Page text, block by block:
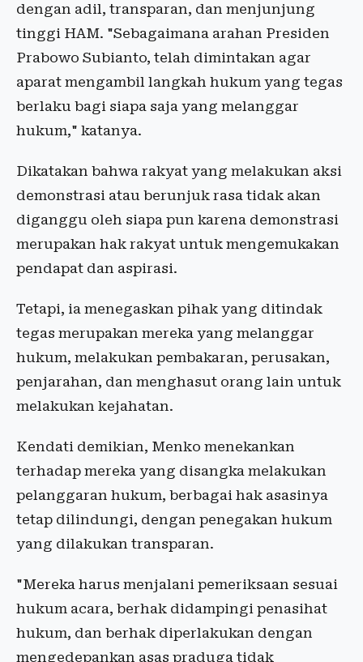
dengan adil, transparan, dan menjunjung
tinggi HAM. "Sebagaimana arahan Presiden
Prabowo Subianto, telah dimintakan agar
aparat mengambil langkah hukum yang tegas
berlaku bagi siapa saja yang melanggar
hukum," katanya.
Dikatakan bahwa rakyat yang melakukan aksi
demonstrasi atau berunjuk rasa tidak akan
diganggu oleh siapa pun karena demonstrasi
merupakan hak rakyat untuk mengemukakan
pendapat dan aspirasi.
Tetapi, ia menegaskan pihak yang ditindak
tegas merupakan mereka yang melanggar
hukum, melakukan pembakaran, perusakan,
penjarahan, dan menghasut orang lain untuk
melakukan kejahatan.
Kendati demikian, Menko menekankan
terhadap mereka yang disangka melakukan
pelanggaran hukum, berbagai hak asasinya
tetap dilindungi, dengan penegakan hukum
yang dilakukan transparan.
"Mereka harus menjalani pemeriksaan sesuai
hukum acara, berhak didampingi penasihat
hukum, dan berhak diperlakukan dengan
mengedepankan asas praduga tidak